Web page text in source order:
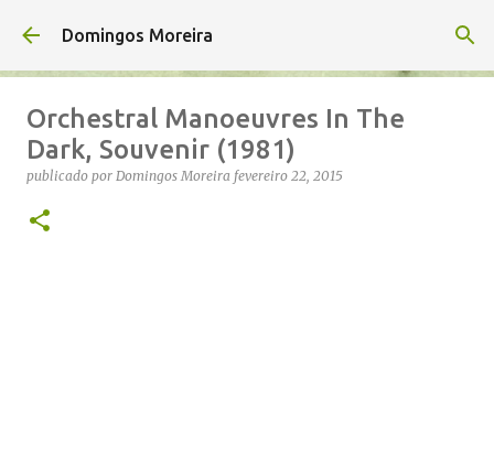
Avançar para o conteúdo principal
Domingos Moreira
Orchestral Manoeuvres In The
Dark, Souvenir (1981)
publicado por Domingos Moreira fevereiro 22, 2015